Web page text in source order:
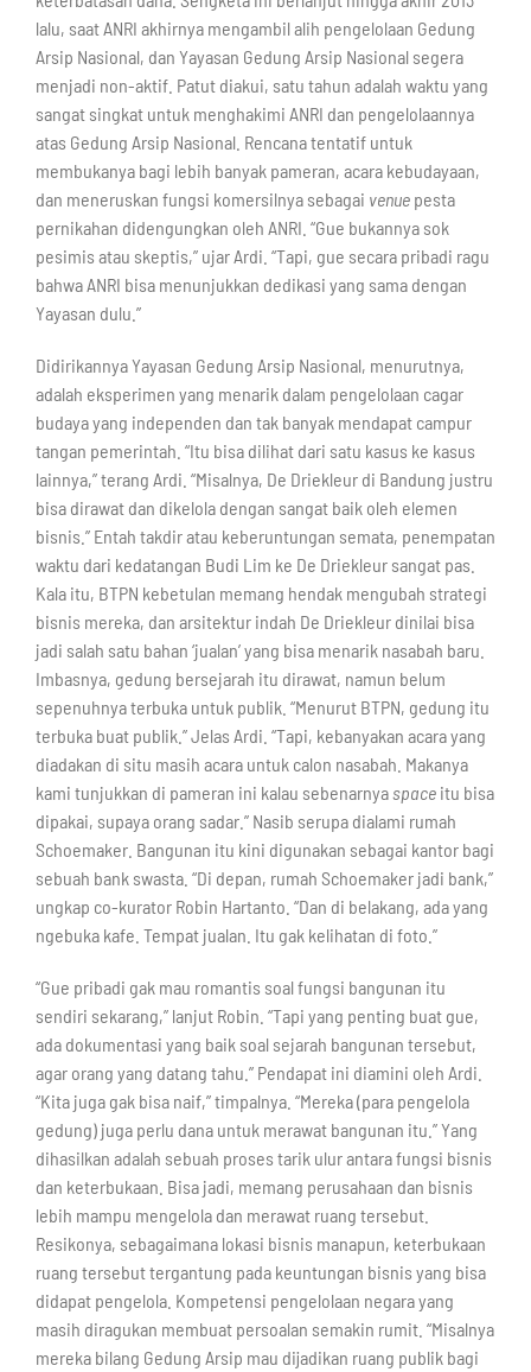
lalu, saat ANRI akhirnya mengambil alih pengelolaan Gedung
Arsip Nasional, dan Yayasan Gedung Arsip Nasional segera
menjadi non-aktif. Patut diakui, satu tahun adalah waktu yang
sangat singkat untuk menghakimi ANRI dan pengelolaannya
atas Gedung Arsip Nasional. Rencana tentatif untuk
membukanya bagi lebih banyak pameran, acara kebudayaan,
dan meneruskan fungsi komersilnya sebagai venue pesta
pernikahan didengungkan oleh ANRI. “Gue bukannya sok
pesimis atau skeptis,” ujar Ardi. “Tapi, gue secara pribadi ragu
bahwa ANRI bisa menunjukkan dedikasi yang sama dengan
Yayasan dulu.”
Didirikannya Yayasan Gedung Arsip Nasional, menurutnya,
adalah eksperimen yang menarik dalam pengelolaan cagar
budaya yang independen dan tak banyak mendapat campur
tangan pemerintah. “Itu bisa dilihat dari satu kasus ke kasus
lainnya,” terang Ardi. “Misalnya, De Driekleur di Bandung justru
bisa dirawat dan dikelola dengan sangat baik oleh elemen
bisnis.” Entah takdir atau keberuntungan semata, penempatan
waktu dari kedatangan Budi Lim ke De Driekleur sangat pas.
Kala itu, BTPN kebetulan memang hendak mengubah strategi
bisnis mereka, dan arsitektur indah De Driekleur dinilai bisa
jadi salah satu bahan ‘jualan’ yang bisa menarik nasabah baru.
Imbasnya, gedung bersejarah itu dirawat, namun belum
sepenuhnya terbuka untuk publik. “Menurut BTPN, gedung itu
terbuka buat publik.” Jelas Ardi. “Tapi, kebanyakan acara yang
diadakan di situ masih acara untuk calon nasabah. Makanya
kami tunjukkan di pameran ini kalau sebenarnya space itu bisa
dipakai, supaya orang sadar.” Nasib serupa dialami rumah
Schoemaker. Bangunan itu kini digunakan sebagai kantor bagi
sebuah bank swasta. “Di depan, rumah Schoemaker jadi bank,”
ungkap co-kurator Robin Hartanto. “Dan di belakang, ada yang
ngebuka kafe. Tempat jualan. Itu gak kelihatan di foto.”
“Gue pribadi gak mau romantis soal fungsi bangunan itu
sendiri sekarang,” lanjut Robin. “Tapi yang penting buat gue,
ada dokumentasi yang baik soal sejarah bangunan tersebut,
agar orang yang datang tahu.” Pendapat ini diamini oleh Ardi.
“Kita juga gak bisa naif,” timpalnya. “Mereka (para pengelola
gedung) juga perlu dana untuk merawat bangunan itu.” Yang
dihasilkan adalah sebuah proses tarik ulur antara fungsi bisnis
dan keterbukaan. Bisa jadi, memang perusahaan dan bisnis
lebih mampu mengelola dan merawat ruang tersebut.
Resikonya, sebagaimana lokasi bisnis manapun, keterbukaan
ruang tersebut tergantung pada keuntungan bisnis yang bisa
didapat pengelola. Kompetensi pengelolaan negara yang
masih diragukan membuat persoalan semakin rumit. “Misalnya
mereka bilang Gedung Arsip mau dijadikan ruang publik bagi